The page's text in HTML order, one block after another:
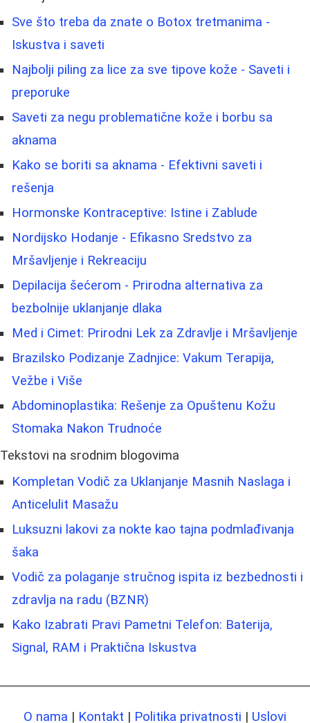
Sve što treba da znate o Botox tretmanima -
Iskustva i saveti
Najbolji piling za lice za sve tipove kože - Saveti i
preporuke
Saveti za negu problematične kože i borbu sa
aknama
Kako se boriti sa aknama - Efektivni saveti i
rešenja
Hormonske Kontraceptive: Istine i Zablude
Nordijsko Hodanje - Efikasno Sredstvo za
Mršavljenje i Rekreaciju
Depilacija šećerom - Prirodna alternativa za
bezbolnije uklanjanje dlaka
Med i Cimet: Prirodni Lek za Zdravlje i Mršavljenje
Brazilsko Podizanje Zadnjice: Vakum Terapija,
Vežbe i Više
Abdominoplastika: Rešenje za Opuštenu Kožu
Stomaka Nakon Trudnoće
Tekstovi na srodnim blogovima
Kompletan Vodič za Uklanjanje Masnih Naslaga i
Anticelulit Masažu
Luksuzni lakovi za nokte kao tajna podmlađivanja
šaka
Vodič za polaganje stručnog ispita iz bezbednosti i
zdravlja na radu (BZNR)
Kako Izabrati Pravi Pametni Telefon: Baterija,
Signal, RAM i Praktična Iskustva
O nama | Kontakt | Politika privatnosti | Uslovi